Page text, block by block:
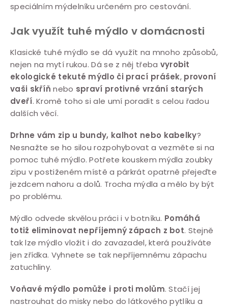
speciálním mýdelníku určeném pro cestování.
Jak využít tuhé mýdlo v domácnosti
Klasické tuhé mýdlo se dá využít na mnoho způsobů,
nejen na mytí rukou. Dá se z něj třeba vyrobit
ekologické tekuté mýdlo či prací prášek, provoní
vaši skříň nebo spraví protivné vrzání starých
dveří. Kromě toho si ale umí poradit s celou řadou
dalších věcí.
Drhne vám zip u bundy, kalhot nebo kabelky?
Nesnažte se ho silou rozpohybovat a vezměte si na
pomoc tuhé mýdlo. Potřete kouskem mýdla zoubky
zipu v postiženém místě a párkrát opatrně přejeďte
jezdcem nahoru a dolů. Trocha mýdla a mělo by být
po problému.
Mýdlo odvede skvělou práci i v botníku. Pomáhá
totiž eliminovat nepříjemný zápach z bot. Stejně
tak lze mýdlo vložit i do zavazadel, která používáte
jen zřídka. Vyhnete se tak nepříjemnému zápachu
zatuchliny.
Voňavé mýdlo pomůže i proti molům. Stačí jej
nastrouhat do misky nebo do látkového pytlíku a